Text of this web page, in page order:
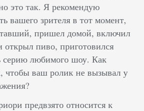
это так. Я рекомендую
вашего зрителя в тот момент,
пришел домой, включил
открыл пиво, приготовился
серию любимого шоу. Как
чтобы ваш ролик не вызывал у
предвзято относится к